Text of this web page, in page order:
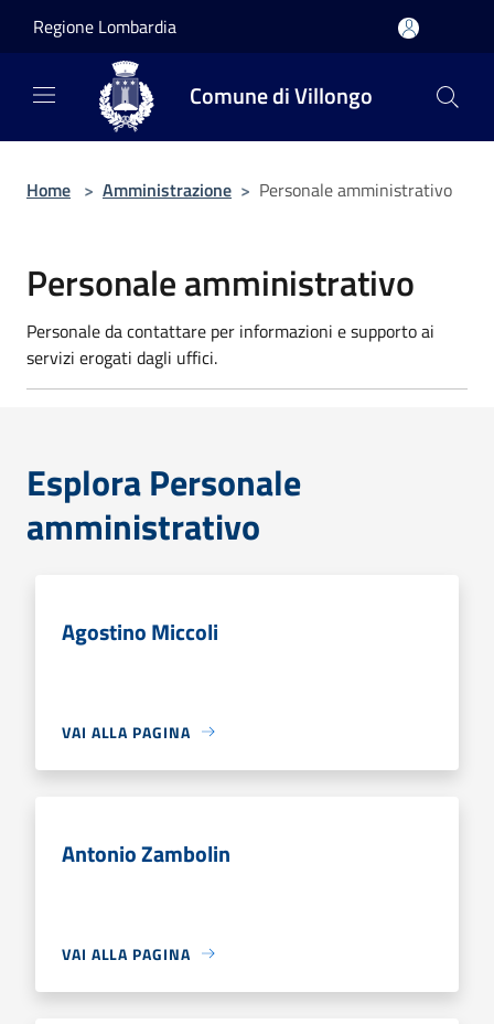
Regione Lombardia
Comune di Villongo
Home > Amministrazione > Personale amministrativo
Personale amministrativo
Personale da contattare per informazioni e supporto ai
servizi erogati dagli uffici.
Esplora Personale
amministrativo
Agostino Miccoli
VAI ALLA PAGINA
Antonio Zambolin
VAI ALLA PAGINA